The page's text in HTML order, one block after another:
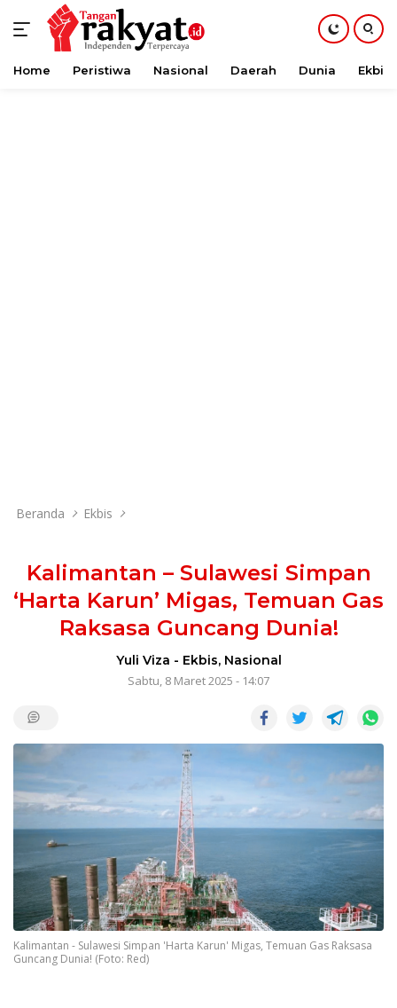
Langsung
Home Peristiwa Nasional Daerah Dunia Ekbis
Beranda Ekbis
Kalimantan – Sulawesi Simpan
‘Harta Karun’ Migas, Temuan Gas
Raksasa Guncang Dunia!
Yuli Viza - Ekbis, Nasional
Sabtu, 8 Maret 2025 - 14:07
Kalimantan - Sulawesi Simpan 'Harta Karun' Migas, Temuan Gas Raksasa
Guncang Dunia! (Foto: Red)